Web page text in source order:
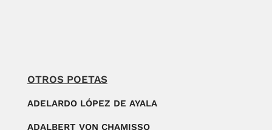
OTROS POETAS
ADELARDO LÓPEZ DE AYALA
ADALBERT VON CHAMISSO